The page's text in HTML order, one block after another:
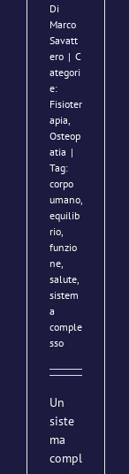
Di
Marco
Savatt
ero | C
ategori
e:
Fisioter
apia,
Osteop
atia |
Tag:
corpo
umano,
equilib
rio,
funzio
ne,
salute,
sistem
a
comple
sso
Un
siste
ma
compl